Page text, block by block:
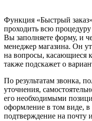
Функция «Быстрый
проходить всю процедуру
Вы заполняете форму, и
менеджер магазина. Он
на вопросы, касающиеся
также подскажет о
По результатам звонка,
уточнения,
его необходимыми
оформление в том виде, в
подтверждение на почту